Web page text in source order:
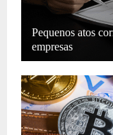
Pequenos atos
empresas